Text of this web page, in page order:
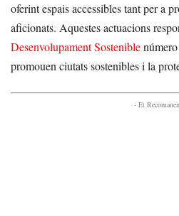
oferint espais accessibles tant per a
aficionats. Aquestes actuacions
Desenvolupament Sostenible
promouen ciutats sostenibles i la
- Et